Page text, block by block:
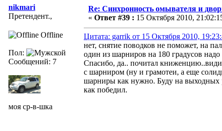
nikmari
Претендент.,
Offline
Пол:
Сообщений: 7
моя ср-в-шка
Re: Синхронность омывателя и
« Ответ #39 : 15 Октября 2010,
Цитата: garrik от 15 Октября 2010,
нет, снятие поводков не поможет, на
один из шарниров на 180 градусов надо
Спасибо, да.. почитал
с шарниром (ну и грамотеи, а еще
шарниры как нужно. Буду на выходных
как победил.